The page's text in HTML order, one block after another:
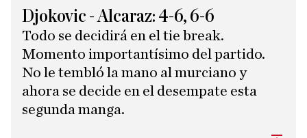
Djokovic - Alcaraz: 4-6, 6-6
Todo se decidirá en el tie break.
Momento importantísimo del partido.
No le tembló la mano al murciano y
ahora se decide en el desempate esta
segunda manga.